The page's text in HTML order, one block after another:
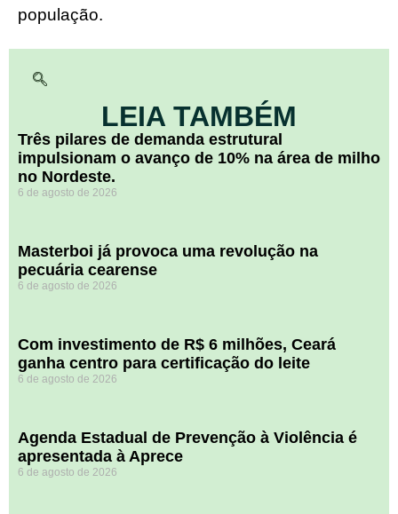
população.
LEIA TAMBÉM
​Três pilares de demanda estrutural
impulsionam o avanço de 10% na área de milho
no Nordeste.
6 de agosto de 2026
Masterboi já provoca uma revolução na
pecuária cearense
6 de agosto de 2026
Com investimento de R$ 6 milhões, Ceará
ganha centro para certificação do leite
6 de agosto de 2026
Agenda Estadual de Prevenção à Violência é
apresentada à Aprece
6 de agosto de 2026